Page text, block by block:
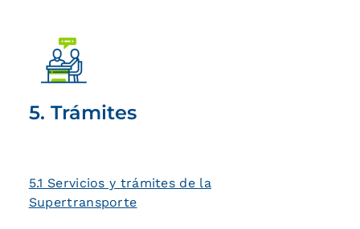
5. Trámites
5.1 Servicios y trámites de la
Supertransporte